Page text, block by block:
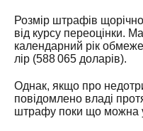
Розмір штрафів
від курсу переоцінки.
календарний рік
лір (588 065 доларів).
Однак, якщо про
повідомлено владі
штрафу поки що можна